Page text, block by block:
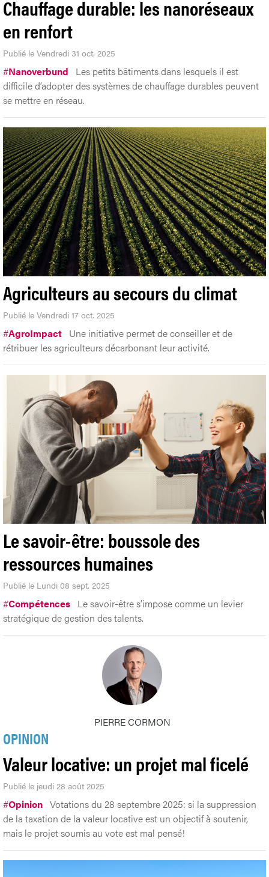
Chauffage durable: les nanoréseaux
en renfort
Publié le Vendredi 31 oct. 2025
#Nanoverbund
Les petits bâtiments dans lesquels il est
difficile d’adopter des systèmes de chauffage durables peuvent
se mettre en réseau.
Agriculteurs au secours du climat
Publié le Vendredi 17 oct. 2025
#AgroImpact Une initiative permet de conseiller et de
rétribuer les agriculteurs décarbonant leur activité.
Le savoir-être: boussole des
ressources humaines
Publié le Lundi 08 sept. 2025
#Compétences Le savoir-être s’impose comme un levier
stratégique de gestion des talents.
PIERRE CORMON
OPINION
Valeur locative: un projet mal ficelé
Publié le jeudi 28 août 2025
#Opinion Votations du 28 septembre 2025: si la suppression
de la taxation de la valeur locative est un objectif à soutenir,
mais le projet soumis au vote est mal pensé!